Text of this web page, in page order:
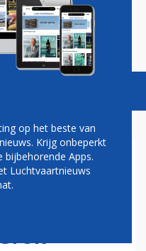
Vacatures
ZIET STERK
op het beste van
Krijg onbeperkt
Apps.
Luchtvaartnieuws